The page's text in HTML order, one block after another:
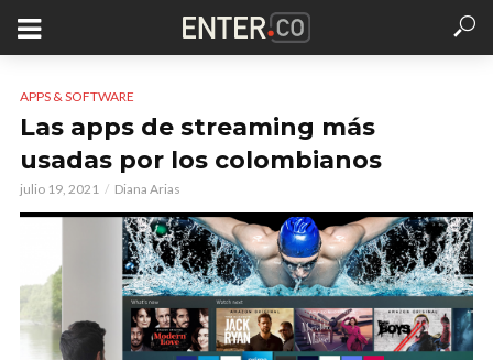
APPS & SOFTWARE
Las apps de streaming más
usadas por los colombianos
julio 19, 2021 Diana Arias